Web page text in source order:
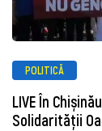
POLITICĂ
LIVE În
Solidarității